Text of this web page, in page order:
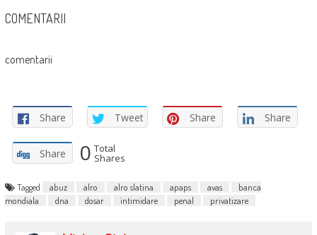
COMENTARII
comentarii
Share Tweet Share Share
Share 0 Total
Shares
Tagged abuz alro alro slatina apaps avas
banca
mondiala
dna dosar intimidare penal privatizare